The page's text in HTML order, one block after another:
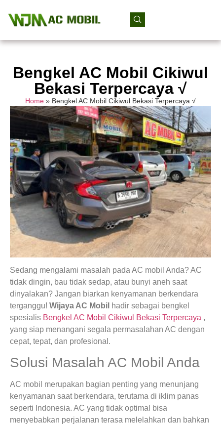
Bengkel AC Mobil Cikiwul
Bekasi Terpercaya √
Home » Bengkel AC Mobil Cikiwul Bekasi Terpercaya √
Sedang mengalami masalah pada AC mobil Anda? AC
tidak dingin, bau tidak sedap, atau bunyi aneh saat
dinyalakan? Jangan biarkan kenyamanan berkendara
terganggu! Wijaya AC Mobil hadir sebagai bengkel
spesialis Bengkel AC Mobil Cikiwul Bekasi Terpercaya ,
yang siap menangani segala permasalahan AC dengan
cepat, tepat, dan profesional.
Solusi Masalah AC Mobil Anda
AC mobil merupakan bagian penting yang menunjang
kenyamanan saat berkendara, terutama di iklim panas
seperti Indonesia. AC yang tidak optimal bisa
menyebabkan perjalanan terasa melelahkan dan bahkan